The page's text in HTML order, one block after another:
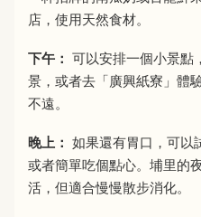
店，使用天然食材。
下午： 可以安排一個小景點
景，或者去「廣興紙寮」體
不遠。
晚上： 如果還有胃口，可以
或者簡單吃個點心。埔里的
活，但適合慢慢散步消化。